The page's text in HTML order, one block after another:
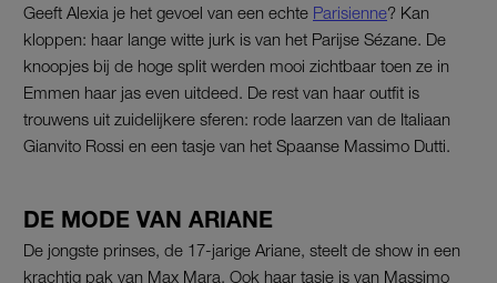
Geeft Alexia je het gevoel van een echte Parisienne? Kan
kloppen: haar lange witte jurk is van het Parijse Sézane. De
knoopjes bij de hoge split werden mooi zichtbaar toen ze in
Emmen haar jas even uitdeed. De rest van haar outfit is
trouwens uit zuidelijkere sferen: rode laarzen van de Italiaan
Gianvito Rossi en een tasje van het Spaanse Massimo Dutti.
DE MODE VAN ARIANE
De jongste prinses, de 17-jarige Ariane, steelt de show in een
krachtig pak van Max Mara. Ook haar tasje is van Massimo